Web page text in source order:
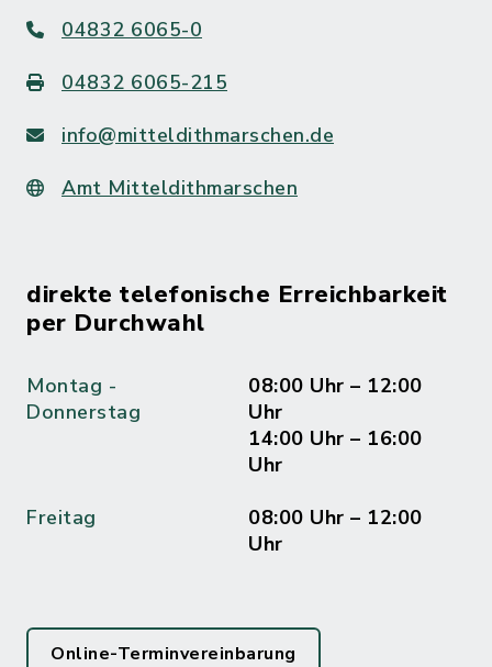
04832 6065-0
04832 6065-215
info@mitteldithmarschen.de
Amt Mitteldithmarschen
direkte telefonische Erreichbarkeit
per Durchwahl
Montag -
Donnerstag
08:00 Uhr – 12:00
Uhr
14:00 Uhr – 16:00
Uhr
Freitag
08:00 Uhr – 12:00
Uhr
Online-Terminvereinbarung